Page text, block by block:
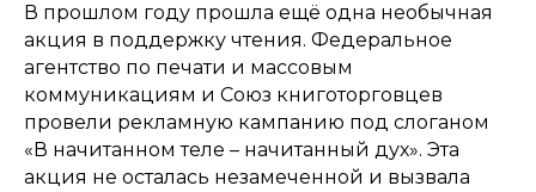
В прошлом году прошла ещё одна необычная
акция в поддержку чтения. Федеральное
агентство по печати и массовым
коммуникациям и Союз книготорговцев
провели рекламную кампанию под слоганом
«В начитанном теле – начитанный дух». Эта
акция не осталась незамеченной и вызвала